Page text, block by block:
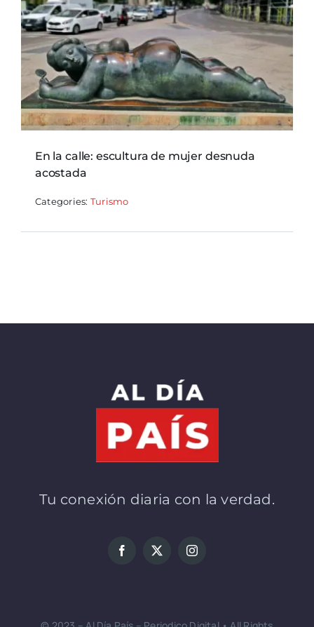
En la calle: escultura de mujer desnuda
acostada
Categories: Turismo
Tu conexión diaria con la verdad.